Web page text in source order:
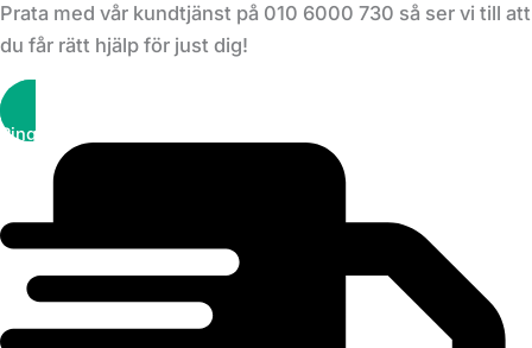
Prata med vår kundtjänst på 010 6000 730 så ser vi till att
du får rätt hjälp för just dig!
Ring kundtjänst